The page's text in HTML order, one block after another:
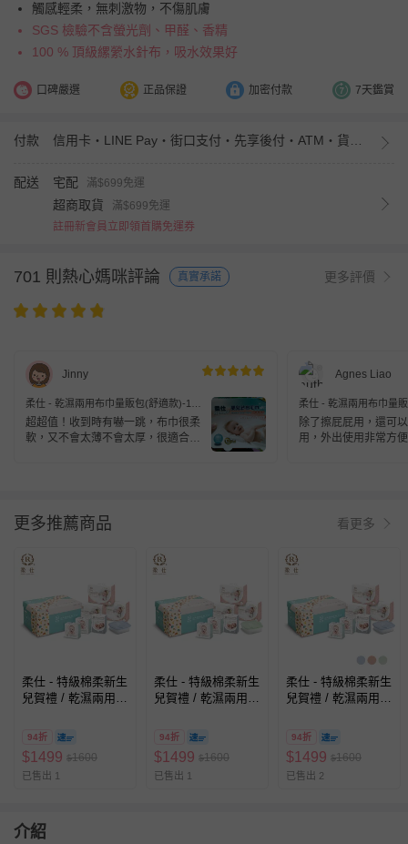
觸感輕柔，無刺激物，不傷肌膚
SGS 檢驗不含螢光劑、甲醛、香精
100 % 頂級縲縈水針布，吸水效果好
口碑嚴選 正品保證 加密付款 7天鑑賞
付款
配送 宅配 滿$699免運
超商取貨
滿$699免運
註冊新會員立即領首購免運券
701 則熱心媽咪評論 真實承諾 更多評價
Jinny
柔仕 - 乾濕兩用布巾量販包(舒適款)-160
片/盒
超超值！收到時有嚇一跳，布巾很柔
軟，又不會太薄不會太厚，很適合拿
Agnes Liao
柔仕 - 乾濕兩用布巾量
片/盒
除了擦屁屁用，還可
用，外出使用非常方
更多推薦商品 看更多
柔仕 - 特級棉柔新生
兒賀禮 / 乾濕兩用布
94折
$1499 $1600
已售出 1
柔仕 - 特級棉柔新生
兒賀禮 / 乾濕兩用布
94折
$1499 $1600
已售出 1
柔仕 - 特級棉柔新生
兒賀禮 / 乾濕兩用布
94折
$1499 $1600
已售出 2
介紹